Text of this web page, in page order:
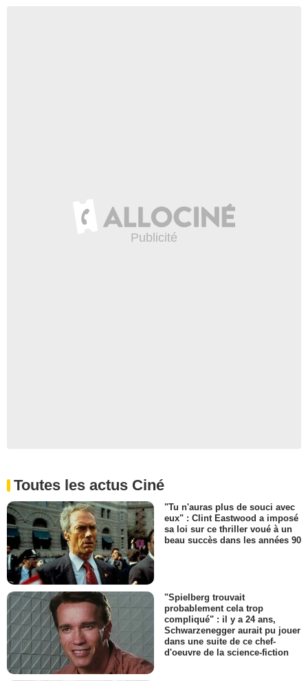
Toutes les actus Ciné
"Tu n'auras plus de souci avec
eux" : Clint Eastwood a imposé
sa loi sur ce thriller voué à un
beau succès dans les années 90
"Spielberg trouvait
probablement cela trop
compliqué" : il y a 24 ans,
Schwarzenegger aurait pu jouer
dans une suite de ce chef-
d'oeuvre de la science-fiction